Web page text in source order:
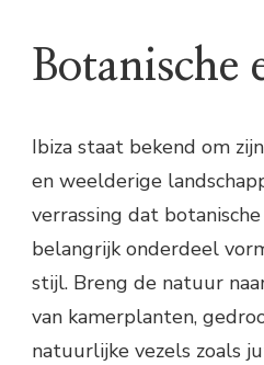
Botanische
Ibiza staat bekend om
en weelderige
verrassing dat
belangrijk onderdeel
stijl. Breng de natuur
van kamerplanten,
natuurlijke vezels zoals